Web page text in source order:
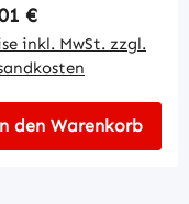
Preis:
€
inkl. MwSt. zzgl.
den Warenkorb